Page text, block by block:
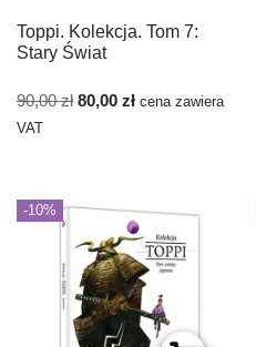
Toppi. Kolekcja. Tom 7:
Stary Świat
90,00zł 80,00 zł cena zawiera
VAT
-10%